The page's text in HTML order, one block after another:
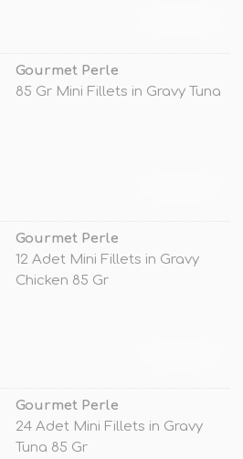
Gourmet Perle
85 Gr Mini Fillets in Gravy Tuna
Gourmet Perle
12 Adet Mini Fillets in Gravy
Chicken 85 Gr
Gourmet Perle
24 Adet Mini Fillets in Gravy
Tuna 85 Gr